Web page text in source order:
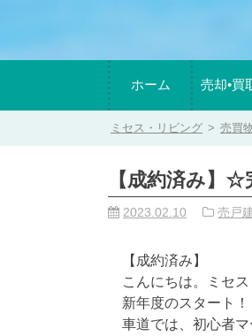
ホーム 売却•買
ミセス・リビング > 売買
【成約済み】
2023.02.10 売戸
【成約済み】
こんにちは。ミセ
新年度のスタート！
車道では、初心者